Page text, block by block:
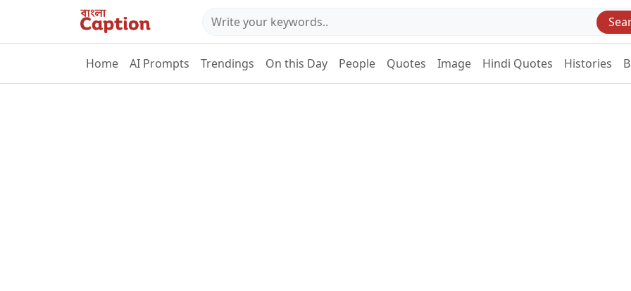
Home AI Prompts Trendings On this Day People Quotes Image Hindi Quotes Histories